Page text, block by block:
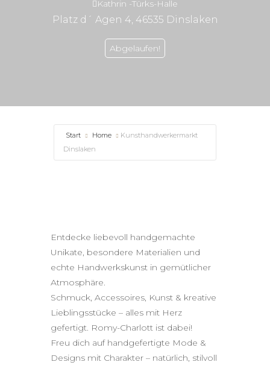
Abgelaufen!
Kathrin -Türks-Halle
Platz d´ Agen 4, 46535 Dinslaken
Start Home
Kunsthandwerkermarkt
Dinslaken
Entdecke liebevoll handgemachte
Unikate, besondere Materialien und
echte Handwerkskunst in gemütlicher
Atmosphäre.
Schmuck, Accessoires, Kunst & kreative
Lieblingsstücke – alles mit Herz
gefertigt. Romy-Charlott ist dabei!
Freu dich auf handgefertigte Mode &
Designs mit Charakter – natürlich, stilvoll